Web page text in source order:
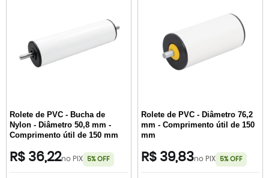
Rolete de PVC - Bucha de
Nylon - Diâmetro 50,8 mm -
Comprimento útil de 150 mm
R$ 36,22no PIX 5% OFF
Rolete de PVC - Diâmetro 76,2
mm - Comprimento útil de 150
mm
R$ 39,83no PIX 5% OFF